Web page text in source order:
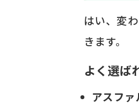
はい、変
きます。
よく選ば
アスフ